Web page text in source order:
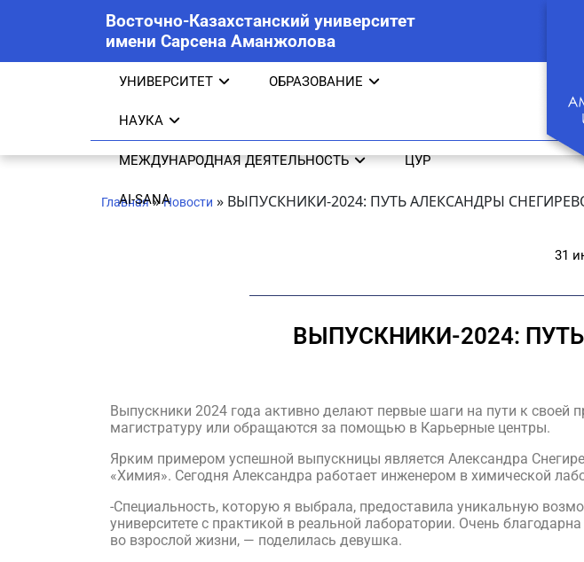
Восточно-Казахстанский университет
имени Сарсена Аманжолова
УНИВЕРСИТЕТ ОБРАЗОВАНИЕ
НАУКА
МЕЖДУНАРОДНАЯ ДЕЯТЕЛЬНОСТЬ ЦУР
AI-SANA
Главная»Новости » ВЫПУСКНИКИ-2024: ПУТЬ АЛЕКСАНДРЫ
31
ВЫПУСКНИКИ-2024:
Выпускники 2024 года активно делают первые шаги на пути к своей
магистратуру или обращаются за помощью в Карьерные центры.
Ярким примером успешной выпускницы является Александра
«Химия». Сегодня Александра работает инженером в химической
-Специальность, которую я выбрала, предоставила уникальную
университете с практикой в реальной лаборатории. Очень
во взрослой жизни, — поделилась девушка.